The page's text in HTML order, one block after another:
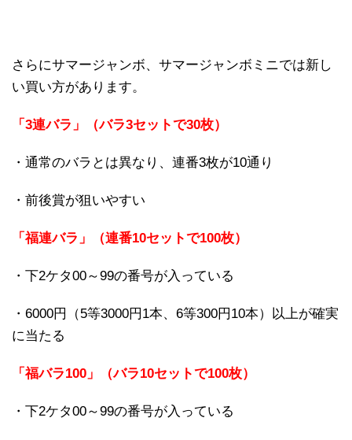
さらにサマージャンボ、サマージャンボミニでは新し
い買い方があります。
「3連バラ」（バラ3セットで30枚）
・通常のバラとは異なり、連番3枚が10通り
・前後賞が狙いやすい
「福連バラ」（連番10セットで100枚）
・下2ケタ00～99の番号が入っている
・6000円（5等3000円1本、6等300円10本）以上が確実
に当たる
「福バラ100」（バラ10セットで100枚）
・下2ケタ00～99の番号が入っている